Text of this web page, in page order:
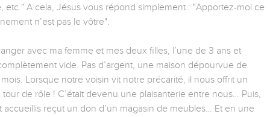
etc." A cela, Jésus vous répond simplement : "Apportez-moi ce
n’est pas le vôtre".
avec ma femme et mes deux filles, l’une de 3 ans et
vide. Pas d’argent, une maison dépourvue de
Lorsque notre voisin vit notre précarité, il nous offrit un
de rôle ! C’était devenu une plaisanterie entre nous… Puis,
accueillis reçut un don d’un magasin de meubles… Et en une